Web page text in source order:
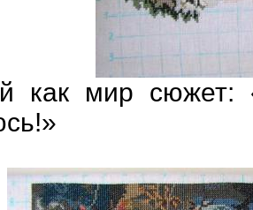
как мир сюжет: